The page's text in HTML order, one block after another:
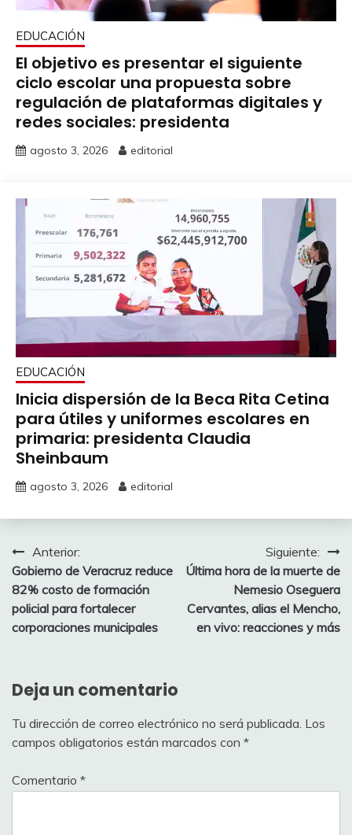
EDUCACIÓN
El objetivo es presentar el siguiente
ciclo escolar una propuesta sobre
regulación de plataformas digitales y
redes sociales: presidenta
agosto 3, 2026 editorial
EDUCACIÓN
Inicia dispersión de la Beca Rita Cetina
para útiles y uniformes escolares en
primaria: presidenta Claudia
Sheinbaum
agosto 3, 2026 editorial
Navegación
de
entradas
Anterior:
Gobierno de Veracruz reduce
82% costo de formación
policial para fortalecer
corporaciones municipales
Siguiente:
Última hora de la muerte de
Nemesio Oseguera
Cervantes, alias el Mencho,
en vivo: reacciones y más
Deja un comentario
Tu dirección de correo electrónico no será publicada. Los
campos obligatorios están marcados con *
Comentario *